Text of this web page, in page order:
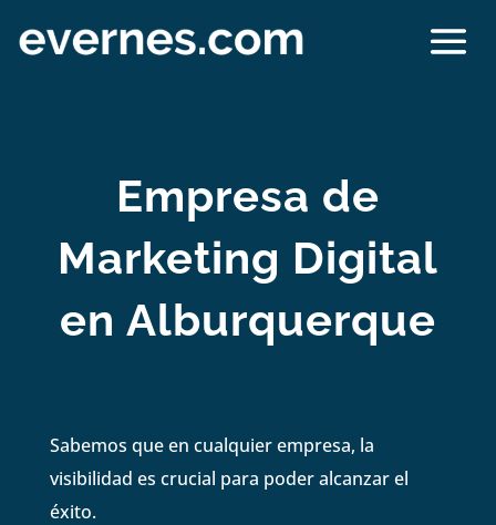
Empresa de
Marketing Digital
en Alburquerque
Sabemos que en cualquier empresa, la
visibilidad es crucial para poder alcanzar el
éxito.